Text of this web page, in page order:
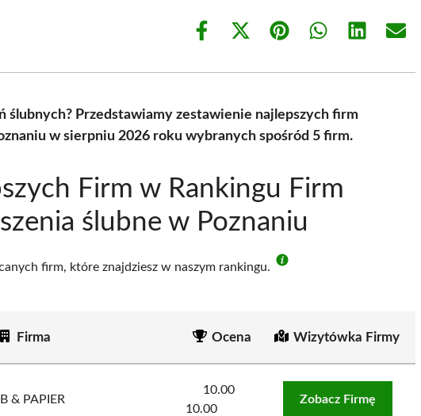
Share
Share
(Twitter)
Share Share Share Share
ślubnych? Przedstawiamy zestawienie najlepszych firm
w sierpniu 2026 roku wybranych spośród 5 firm.
Firm w Rankingu Firm
ślubne w Poznaniu
firm, które znajdziesz w naszym rankingu.
Firma Ocena Wizytówka Firmy
& PAPIER
10.00
10.00
Zobacz Firmę